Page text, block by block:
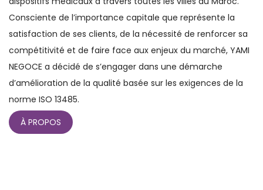
Consciente de l’importance capitale que représente la
satisfaction de ses clients, de la nécessité de renforcer sa
compétitivité et de faire face aux enjeux du marché, YAMI
NEGOCE a décidé de s’engager dans une démarche
d’amélioration de la qualité basée sur les exigences de la
norme ISO 13485.
À PROPOS